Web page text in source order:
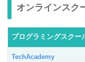
オンラインスク
プログラミングスクー
TechAcademy